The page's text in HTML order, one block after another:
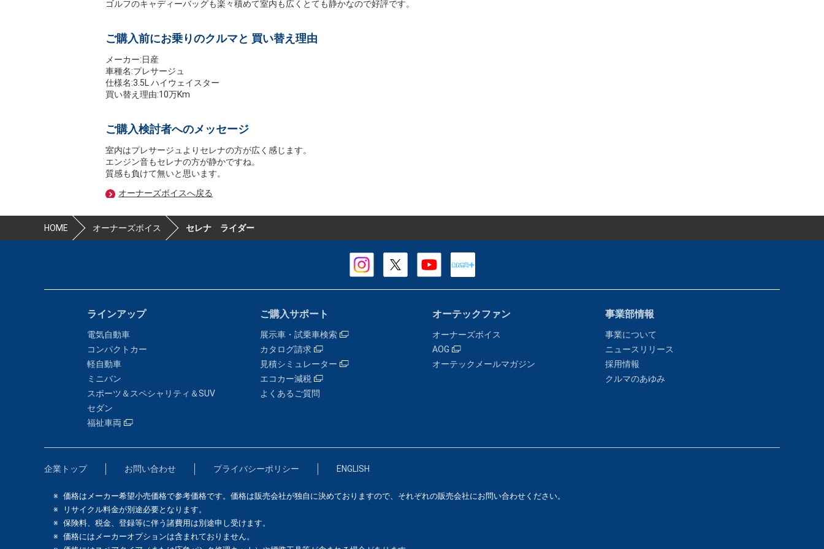
ゴルフのキャディーバッグも楽々積めて室内も広くとても静かなので好評です。
ご購入前にお乗りのクルマと 買い替え理由
メーカー:日産
車種名:プレサージュ
仕様名:3.5L ハイウェイスター
買い替え理由:10万Km
ご購入検討者へのメッセージ
室内はプレサージュよりセレナの方が広く感じます。
エンジン音もセレナの方が静かですね。
質感も負けて無いと思います。
オーナーズボイスへ戻る
HOME オーナーズボイス セレナ ライダー
ラインアップ
電気自動車
コンパクトカー
軽自動車
ミニバン
スポーツ＆スペシャリティ＆SUV
セダン
福祉車両
ご購入サポート
展示車・試乗車検索
カタログ請求
見積シミュレーター
エコカー減税
よくあるご質問
オーテックファン
オーナーズボイス
AOG
オーテックメールマガジン
事業部情報
事業について
ニュースリリース
採用情報
クルマのあゆみ
企業トップ お問い合わせ プライバシーポリシー ENGLISH
価格はメーカー希望小売価格で参考価格です。価格は販売会社が独自に決めておりますので、それぞれの販売会社にお問い合わせください。
リサイクル料金が別途必要となります。
保険料、税金、登録等に伴う諸費用は別途申し受けます。
価格にはメーカーオプションは含まれておりません。